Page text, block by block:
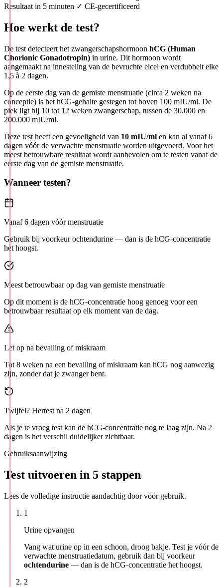
Resultaat in 5 minuten ✓ CE-gecertificeerd
Hoe werkt de test?
De test detecteert het zwangerschapshormoon hCG (Human
Chorionic Gonadotropin) in urine. Dit hormoon wordt
aangemaakt na innesteling van de bevruchte eicel en verdubbelt elke
1,5 à 2 dagen.
Op de eerste dag van de gemiste menstruatie (circa 2 weken na
conceptie) is het hCG-gehalte gestegen tot boven 100 mIU/ml. De
piek ligt bij 10 tot 12 weken zwangerschap, tussen de 30.000 en
200.000 mIU/ml.
Deze test heeft een gevoeligheid van 10 mIU/ml en kan al vanaf 6
dagen vóór de verwachte menstruatie worden uitgevoerd. Voor het
meest betrouwbare resultaat wordt aanbevolen om te testen vanaf de
eerste dag van de gemiste menstruatie.
Wanneer testen?
Vanaf 6 dagen vóór menstruatie
Gebruik bij voorkeur ochtendurine — dan is de hCG-concentratie
het hoogst.
Meest betrouwbaar op dag van gemiste menstruatie
Op dit moment is de hCG-concentratie hoog genoeg voor een
betrouwbaar resultaat op elk moment van de dag.
Let op na bevalling of miskraam
Tot 8 weken na een bevalling of miskraam kan hCG nog aanwezig
zijn, zonder dat je zwanger bent.
Twijfel? Hertest na 2 dagen
Als je te vroeg test kan de hCG-concentratie nog te laag zijn. Na 2
dagen is het verschil duidelijker zichtbaar.
Gebruiksaanwijzing
Test uitvoeren in 5 stappen
Lees de volledige instructie aandachtig door vóór gebruik.
1
Urine opvangen
Vang wat urine op in een schoon, droog bakje. Test je vóór de
verwachte menstruatiedatum, gebruik dan bij voorkeur
ochtendurine — dan is de hCG-concentratie het hoogst.
2